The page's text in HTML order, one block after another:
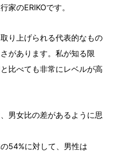
家のERIKOです。
り上げられる代表的なもの
があります。私が知る限
比べても非常にレベルが高
男女比の差があるように思
54%に対して、男性は